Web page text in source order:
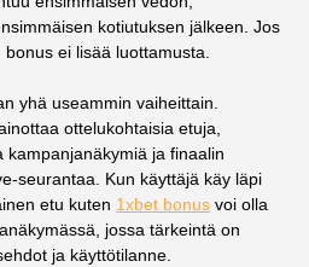
kotiutuksen jälkeen. Jos
ei lisää luottamusta.
yhä useammin vaiheittain.
ottelukohtaisia etuja,
kampanjanäkymiä ja finaalin
seurantaa. Kun käyttäjä käy läpi
etu kuten 1xbet bonus voi olla
jossa tärkeintä on
ja käyttötilanne.